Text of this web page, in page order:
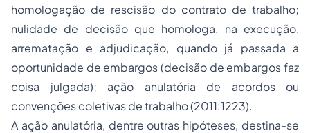
homologação de rescisão do contrato de trabalho;
nulidade de decisão que homologa, na execução,
arrematação e adjudicação, quando já passada a
oportunidade de embargos (decisão de embargos faz
coisa julgada); ação anulatória de acordos ou
convenções coletivas de trabalho (2011:1223).
A ação anulatória, dentre outras hipóteses, destina-se